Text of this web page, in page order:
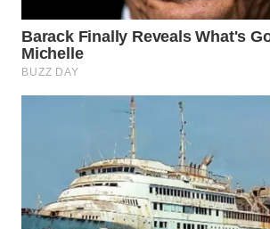
WN
SUKABUMI
PRIANGAN
TIMUR